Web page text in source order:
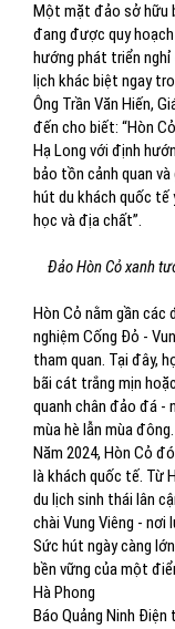
Một mặt đảo sở hữu
đang được quy
hướng phát triển nghỉ
lịch khác biệt ngay
Ông Trần Văn Hiến,
đến cho biết: “Hòn
Hạ Long với định
bảo tồn cảnh quan
hút du khách quốc tế
học và địa chất”.
Đảo Hòn Cỏ xanh
Hòn Cỏ nằm gần các
nghiệm Cống Đỏ -
tham quan. Tại đây,
bãi cát trắng mịn
quanh chân đảo đá -
mùa hè lẫn mùa đông.
Năm 2024, Hòn Cỏ
là khách quốc tế. Từ
du lịch sinh thái lân
chài Vung Viêng - nơi
Sức hút ngày càng
bền vững của một
Hà Phong
Báo Quảng Ninh